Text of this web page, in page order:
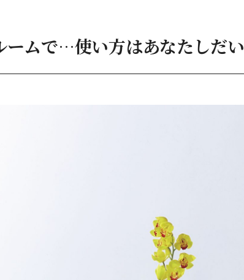
ームで…使い方はあなたしだい